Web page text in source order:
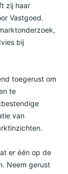
zij haar
Vastgoed.
bij
toegerust om
te
van
er één op de
Neem gerust